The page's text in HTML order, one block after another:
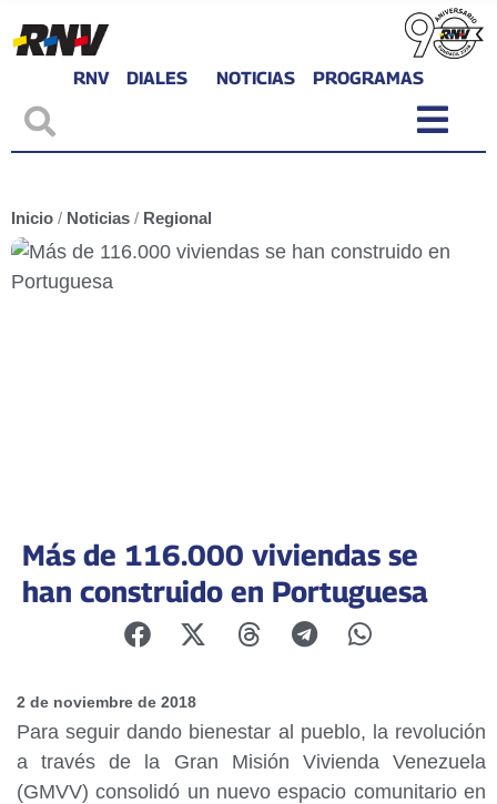
RNV DIALES NOTICIAS PROGRAMAS
Inicio / Noticias / Regional
Más de 116.000 viviendas se
han construido en Portuguesa
2 de noviembre de 2018
Para seguir dando bienestar al pueblo, la revolución
a través de la Gran Misión Vivienda Venezuela
(GMVV) consolidó un nuevo espacio comunitario en